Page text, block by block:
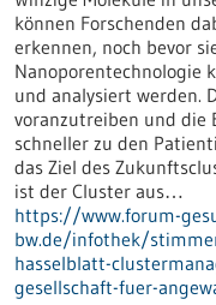
können Forschenden
erkennen, noch bevor
Nanoporentechnologie
und analysiert werden.
voranzutreiben und die
schneller zu den
das Ziel des
ist der Cluster aus…
https://www.forum-
bw.de/infothek/
hasselblatt-
gesellschaft-fuer-